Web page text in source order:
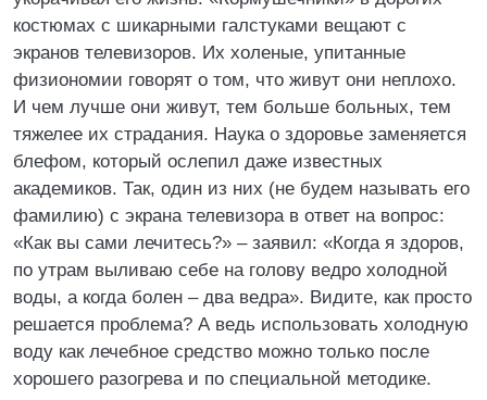
костюмах с шикарными галстуками вещают с
экранов телевизоров. Их холеные, упитанные
физиономии говорят о том, что живут они неплохо.
И чем лучше они живут, тем больше больных, тем
тяжелее их страдания. Наука о здоровье заменяется
блефом, который ослепил даже известных
академиков. Так, один из них (не будем называть его
фамилию) с экрана телевизора в ответ на вопрос:
«Как вы сами лечитесь?» – заявил: «Когда я здоров,
по утрам выливаю себе на голову ведро холодной
воды, а когда болен – два ведра». Видите, как просто
решается проблема? А ведь использовать холодную
воду как лечебное средство можно только после
хорошего разогрева и по специальной методике.